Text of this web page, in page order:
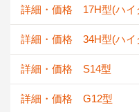
詳細・価格 17H型(ハイ
詳細・価格 34H型(ハイ
詳細・価格 S14型
詳細・価格 G12型